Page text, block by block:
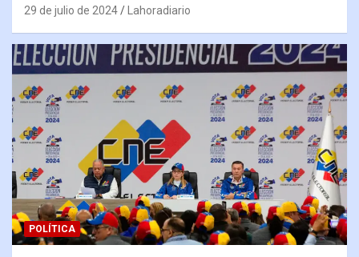
29 de julio de 2024 Lahoradiario
POLÍTICA